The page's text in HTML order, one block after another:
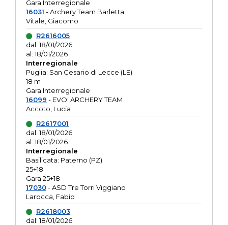
Gara Interregionale
16031 - Archery Team Barletta
Vitale, Giacomo
R2616005
dal: 18/01/2026
al: 18/01/2026
Interregionale
Puglia: San Cesario di Lecce (LE)
18 m
Gara Interregionale
16099 - EVO' ARCHERY TEAM
Accoto, Lucia
R2617001
dal: 18/01/2026
al: 18/01/2026
Interregionale
Basilicata: Paterno (PZ)
25+18
Gara 25+18
17030- ASD Tre Torri Viggiano
Larocca, Fabio
R2618003
dal: 18/01/2026